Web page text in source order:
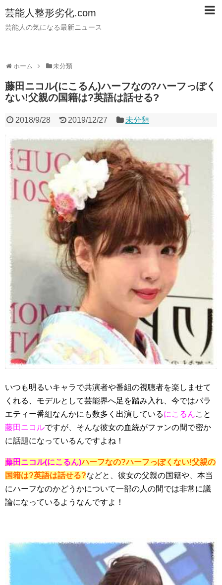
芸能人整形劣化.com
芸能人の気になる最新ニュース
ホーム 未分類
藤田ニコル(にこるん)ハーフなの?ハーフっぽく
ない!父親の国籍は?英語は話せる?
2018/9/28 2019/12/27 未分類
いつも明るいキャラで共演者や番組の視聴者を楽しませて
くれる、モデルとして芸能界へ足を踏み入れ、今ではバラ
エティー番組なんかにも数多く出演しているにこるんこと
藤田ニコルですが、そんな彼女の血統がファンの間で密か
に話題になっているんですよね！
藤田ニコル(にこるん)ハーフなの?ハーフっぽくない!父親の
国籍は?英語は話せる?などと、彼女の父親の国籍や、本当
にハーフなのかどうかについて一部の人の間では非常に議
論になっているようなんですよ！